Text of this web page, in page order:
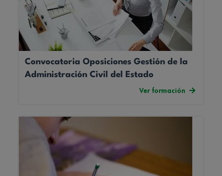
Convocatoria Oposiciones Gestión de la
Administración Civil del Estado
Ver formación